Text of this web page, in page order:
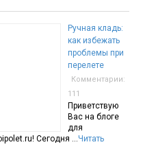
Ручная кладь:
как избежать
проблемы при
перелете
Комментарии:
111
Приветствую
Вас на блоге
для
Сегодня … Читать